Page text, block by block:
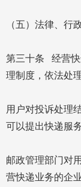
（五）法律、行
第三十条 经营快
理制度，依法处
用户对投诉处理
可以提出快递服
邮政管理部门对
营快递业务的企